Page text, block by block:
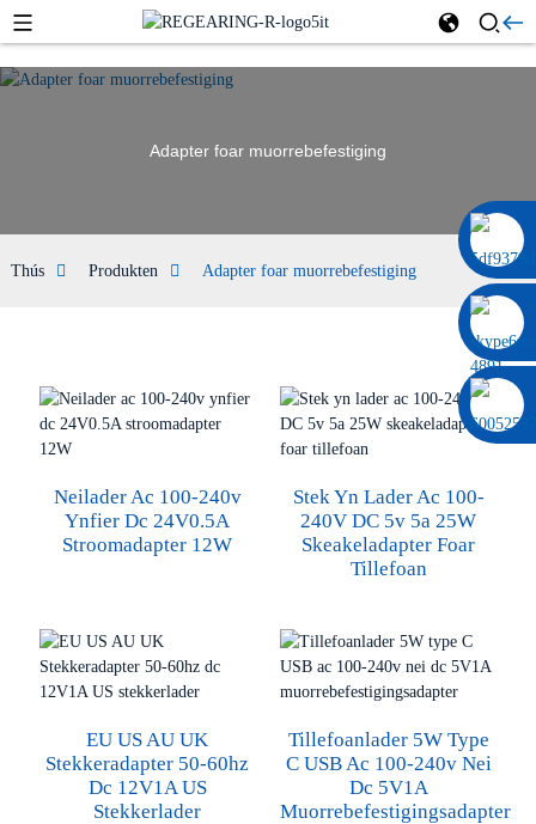
0086 13322920697
Adapter foar muorrebefestiging
Thús Produkten Adapter foar muorrebefestiging
Neilader Ac 100-240v
Ynfier Dc 24V0.5A
Stroomadapter 12W
Stek Yn Lader Ac 100-
240V DC 5v 5a 25W
Skeakeladapter Foar
Tillefoan
EU US AU UK
Stekkeradapter 50-60hz
Dc 12V1A US
Stekkerlader
Tillefoanlader 5W Type
C USB Ac 100-240v Nei
Dc 5V1A
Muorrebefestigingsadapter